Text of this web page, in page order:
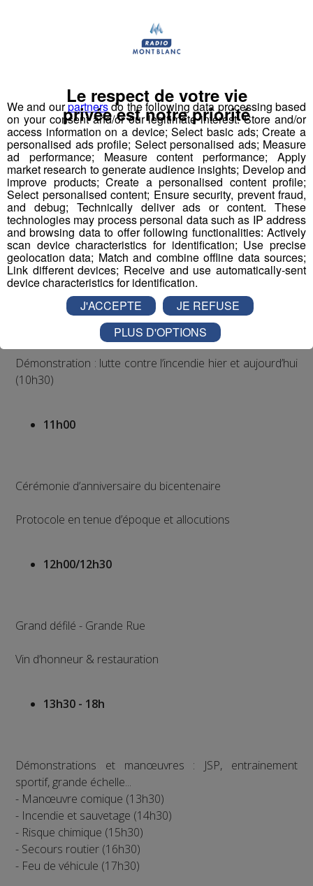
Programme :
De 10h à 18h, les Pompiers de Cluses vous proposeront
démonstrations, animations pour les enfants (et les plus
grands !), ateliers, grand défilé et commémoration
officielle.
10h00 : ouverture des stands
Expositions de véhicules et matériels
Démonstration : lutte contre l’incendie hier et aujourd’hui
(10h30)
11h00
Cérémonie d’anniversaire du bicentenaire
Protocole en tenue d’époque et allocutions
12h00/12h30
Grand défilé - Grande Rue
Vin d’honneur & restauration
13h30 - 18h
Démonstrations et manœuvres : JSP, entrainement
sportif, grande échelle...
- Manœuvre comique (13h30)
- Incendie et sauvetage (14h30)
- Risque chimique (15h30)
- Secours routier (16h30)
- Feu de véhicule (17h30)
We and ourpartnersdo the following data processing based
on your consent and/or our legitimate interest: Store and/or
access information on a device; Select basic ads; Create a
personalised ads profile; Select personalised ads; Measure
ad performance; Measure content performance; Apply
market research to generate audience insights; Develop and
improve products; Create a personalised content profile;
Select personalised content; Ensure security, prevent fraud,
and debug; Technically deliver ads or content. These
technologies may process personal data such as IP address
and browsing data to offer following functionalities: Actively
scan device characteristics for identification; Use precise
geolocation data; Match and combine offline data sources;
Link different devices; Receive and use automatically-sent
device characteristics for identification.
Le respect de votre vie
privée est notre priorité
J'ACCEPTE
JE REFUSE
PLUS D'OPTIONS